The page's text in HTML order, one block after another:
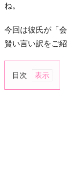
ね。
今回は彼氏が「
賢い言い訳をご紹
目次
1.